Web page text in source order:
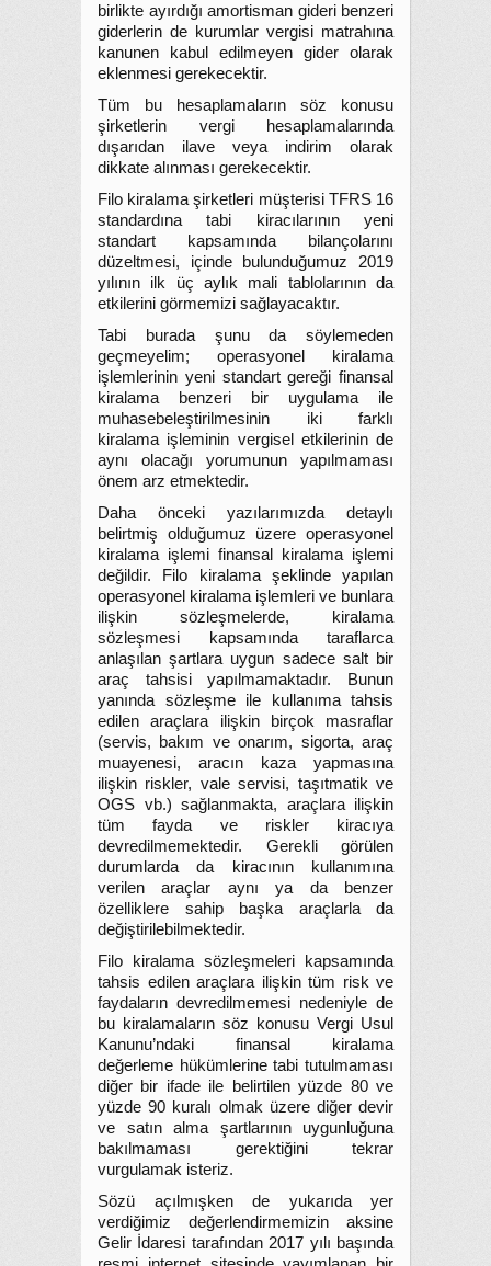
birlikte ayırdığı amortisman gideri benzeri
giderlerin de kurumlar vergisi matrahına
kanunen kabul edilmeyen gider olarak
eklenmesi gerekecektir.
Tüm bu hesaplamaların söz konusu
şirketlerin vergi hesaplamalarında
dışarıdan ilave veya indirim olarak
dikkate alınması gerekecektir.
Filo kiralama şirketleri müşterisi TFRS 16
standardına tabi kiracılarının yeni
standart kapsamında bilançolarını
düzeltmesi, içinde bulunduğumuz 2019
yılının ilk üç aylık mali tablolarının da
etkilerini görmemizi sağlayacaktır.
Tabi burada şunu da söylemeden
geçmeyelim; operasyonel kiralama
işlemlerinin yeni standart gereği finansal
kiralama benzeri bir uygulama ile
muhasebeleştirilmesinin iki farklı
kiralama işleminin vergisel etkilerinin de
aynı olacağı yorumunun yapılmaması
önem arz etmektedir.
Daha önceki yazılarımızda detaylı
belirtmiş olduğumuz üzere operasyonel
kiralama işlemi finansal kiralama işlemi
değildir. Filo kiralama şeklinde yapılan
operasyonel kiralama işlemleri ve bunlara
ilişkin sözleşmelerde, kiralama
sözleşmesi kapsamında taraflarca
anlaşılan şartlara uygun sadece salt bir
araç tahsisi yapılmamaktadır. Bunun
yanında sözleşme ile kullanıma tahsis
edilen araçlara ilişkin birçok masraflar
(servis, bakım ve onarım, sigorta, araç
muayenesi, aracın kaza yapmasına
ilişkin riskler, vale servisi, taşıtmatik ve
OGS vb.) sağlanmakta, araçlara ilişkin
tüm fayda ve riskler kiracıya
devredilmemektedir. Gerekli görülen
durumlarda da kiracının kullanımına
verilen araçlar aynı ya da benzer
özelliklere sahip başka araçlarla da
değiştirilebilmektedir.
Filo kiralama sözleşmeleri kapsamında
tahsis edilen araçlara ilişkin tüm risk ve
faydaların devredilmemesi nedeniyle de
bu kiralamaların söz konusu Vergi Usul
Kanunu’ndaki finansal kiralama
değerleme hükümlerine tabi tutulmaması
diğer bir ifade ile belirtilen yüzde 80 ve
yüzde 90 kuralı olmak üzere diğer devir
ve satın alma şartlarının uygunluğuna
bakılmaması gerektiğini tekrar
vurgulamak isteriz.
Sözü açılmışken de yukarıda yer
verdiğimiz değerlendirmemizin aksine
Gelir İdaresi tarafından 2017 yılı başında